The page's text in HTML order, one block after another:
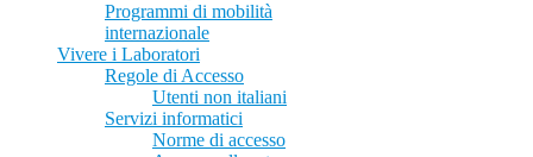
Programmi di mobilità
internazionale
Vivere i Laboratori
Regole di Accesso
Utenti non italiani
Servizi informatici
Norme di accesso